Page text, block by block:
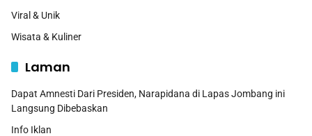
Viral & Unik
Wisata & Kuliner
Laman
Dapat Amnesti Dari Presiden, Narapidana di Lapas Jombang ini
Langsung Dibebaskan
Info Iklan